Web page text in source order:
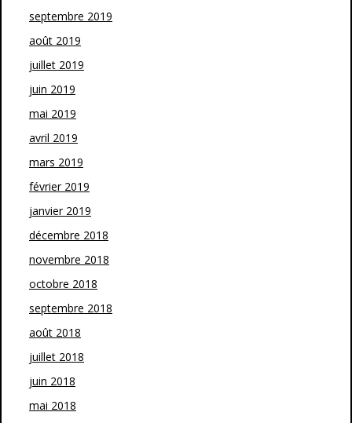
septembre 2019
août 2019
juillet 2019
juin 2019
mai 2019
avril 2019
mars 2019
février 2019
janvier 2019
décembre 2018
novembre 2018
octobre 2018
septembre 2018
août 2018
juillet 2018
juin 2018
mai 2018